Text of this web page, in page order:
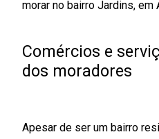
morar no bairro Jardins, em
Comércios e
dos moradores
Apesar de ser um bairro